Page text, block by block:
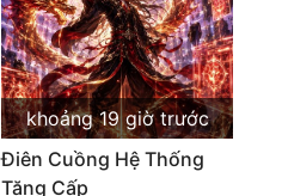
khoảng 19 giờ trước
Điên Cuồng Hệ Thống
Tăng Cấp